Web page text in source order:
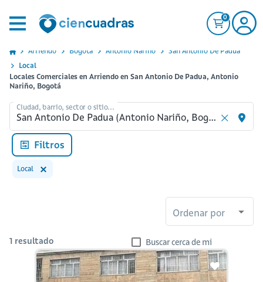
0
Arriendo Bogota Antonio Narino
San Antonio De Padua
Local
Locales Comerciales en Arriendo en San Antonio De Padua, Antonio
Nariño, Bogotá
Ciudad, barrio, sector o sitio...
Filtros
Local
Ordenar por
1 resultado Buscar cerca de mi